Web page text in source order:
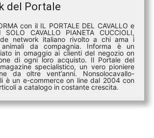
del Portale
con il IL PORTALE DEL CAVALLO e
CAVALLO PIANETA CUCCIOLI,
network italiano rivolto a chi ama i
da compagnia. Informa è un
in omaggio ai clienti del negozio on
di ogni loro acquisto. Il Portale del
specialistico, un vero pioniere
da oltre vent’anni. Nonsolocavallo-
è un e-commerce on line dal 2004 con
a catalogo in costante crescita.